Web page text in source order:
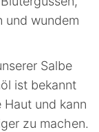
und wundem
Salbe
ist bekannt
und kann
zu machen.